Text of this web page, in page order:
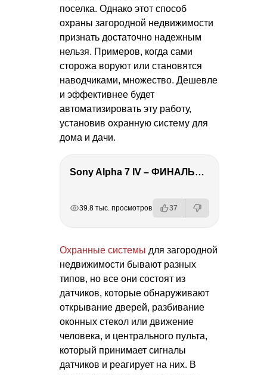
поселка. Однако этот способ
охраны загородной недвижимости
признать достаточно надежным
нельзя. Примеров, когда сами
сторожа воруют или становятся
наводчиками, множество. Дешевле
и эффективнее будет
автоматизировать эту работу,
установив охранную систему для
дома и дачи.
Sony Alpha 7 IV – ФИНАЛЬНЫЙ ОБЗОР
39.8 тыс. просмотров 37
Охранные системы для загородной
недвижимости бывают разных
типов, но все они состоят из
датчиков, которые обнаруживают
открывание дверей, разбивание
оконных стекол или движение
человека, и центрального пульта,
который принимает сигналы
датчиков и реагирует на них. В